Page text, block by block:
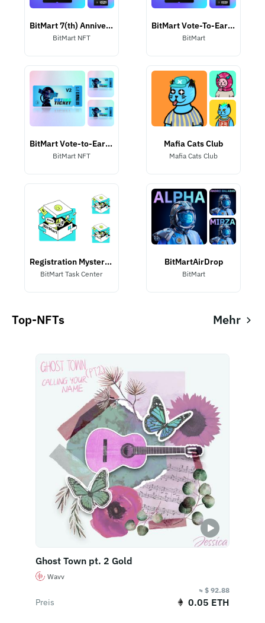
BitMart 7(th) Anniversary Listing NFT
BitMart NFT
BitMart Vote-To-Earn NFT
BitMart
BitMart Vote-to-Earn II NFT
BitMart NFT
Mafia Cats Club
Mafia Cats Club
Registration Mystery Box
BitMart Task Center
BitMartAirDrop
BitMart
Top-NFTs Mehr 
Ghost Town pt. 2 Gold
Wavv
≈ $ 92.88
Preis 0.05 ETH